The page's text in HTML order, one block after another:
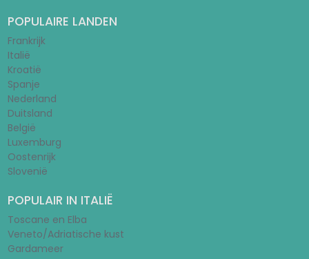
POPULAIRE LANDEN
Frankrijk
Italië
Kroatië
Spanje
Nederland
Duitsland
België
Luxemburg
Oostenrijk
Slovenië
POPULAIR IN ITALIË
Toscane en Elba
Veneto/Adriatische kust
Gardameer